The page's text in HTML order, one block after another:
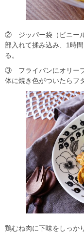
② ジッパー袋（ビニー
部入れて揉み込み、1時
る。
③ フライパンにオリー
体に焼き色がついたらフ
鶏むね肉に下味をしっか